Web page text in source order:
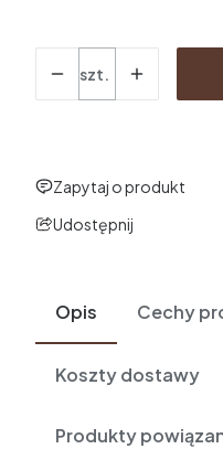
szt.
Zapytaj o produkt
Udostępnij
Opis Cechy
Koszty dostawy
Produkty